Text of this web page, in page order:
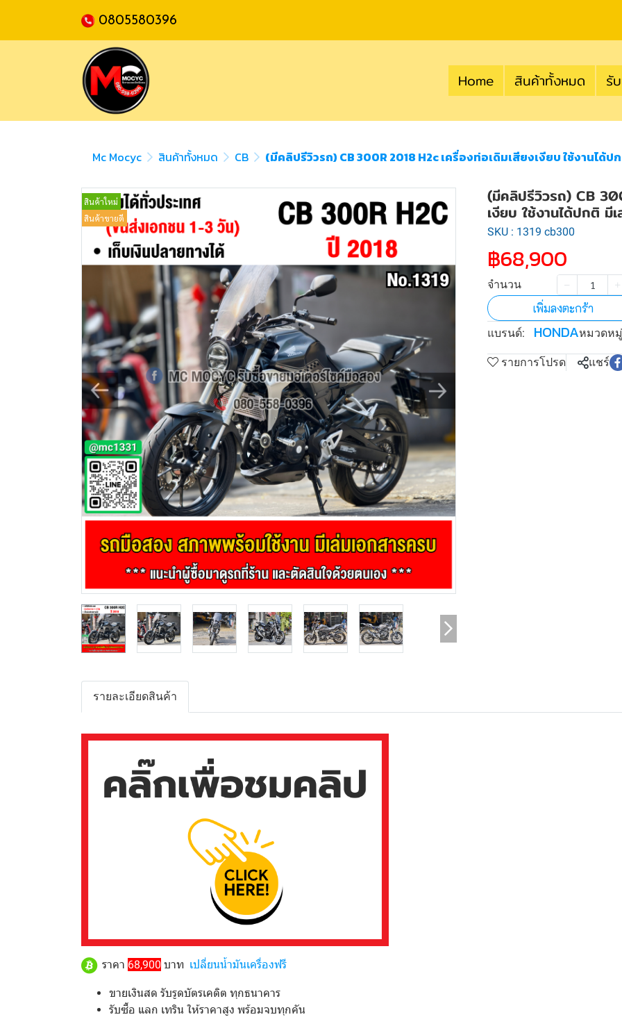
0805580396
Home สินค้าทั้งหมด รั
Mc Mocyc สินค้าทั้งหมด CB (มีคลิปรีวิวรถ) CB 300R 2018 H2c เครื่องท่อเดิมเสียงเงียบ ใช้งานได้ป
สินค้าใหม่
สินค้าขายดี
(มีคลิปรีวิวรถ) CB
เงียบ ใช้งานได้ปกติ มี
SKU : 1319 cb300
฿68,900
จำนวน
เพิ่มลงตะกร้า
แบรนด์: HONDAหมวดห
รายการโปรด แชร์
รายละเอียดสินค้า
ราคา 68,900 บาท เปลี่ยนน้ำมันเครื่องฟรี
ขายเงินสด รับรูดบัตรเคดิต ทุกธนาคาร
รับซื้อ แลก เทริน ให้ราคาสูง พร้อมจบทุกคัน